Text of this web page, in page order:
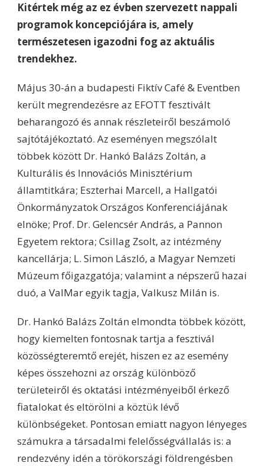
Kitértek még az ez évben szervezett nappali
programok koncepciójára is, amely
természetesen igazodni fog az aktuális
trendekhez.
Május 30-án a budapesti Fiktív Café & Eventben
került megrendezésre az EFOTT fesztivált
beharangozó és annak részleteiről beszámoló
sajtótájékoztató. Az eseményen megszólalt
többek között Dr. Hankó Balázs Zoltán, a
Kulturális és Innovációs Minisztérium
államtitkára; Eszterhai Marcell, a Hallgatói
Önkormányzatok Országos Konferenciájának
elnöke; Prof. Dr. Gelencsér András, a Pannon
Egyetem rektora; Csillag Zsolt, az intézmény
kancellárja; L. Simon László, a Magyar Nemzeti
Múzeum főigazgatója; valamint a népszerű hazai
duó, a ValMar egyik tagja, Valkusz Milán is.
Dr. Hankó Balázs Zoltán elmondta többek között,
hogy kiemelten fontosnak tartja a fesztivál
közösségteremtő erejét, hiszen ez az esemény
képes összehozni az ország különböző
területeiről és oktatási intézményeiből érkező
fiatalokat és eltörölni a köztük lévő
különbségeket. Pontosan emiatt nagyon lényeges
számukra a társadalmi felelősségvállalás is: a
rendezvény idén a törökországi földrengésben